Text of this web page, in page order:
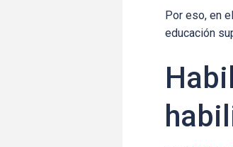
Por eso, en
educación